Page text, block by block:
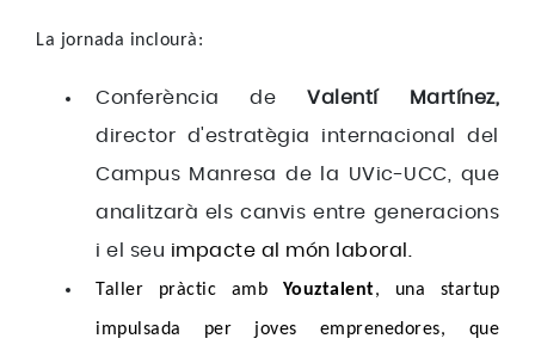
La jornada inclourà:
Conferència deValentí Martínez,
director d'estratègia internacional del
Campus Manresa de la UVic-UCC, que
analitzarà els canvis entre generacions
i el seu impacte al món laboral.
Taller pràctic amb Youztalent, una startup
impulsada per joves emprenedores, que